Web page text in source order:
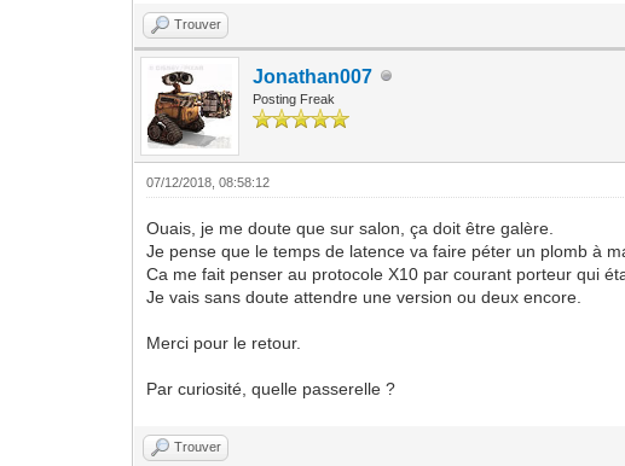
Trouver
Jonathan007
Posting Freak
07/12/2018, 08:58:12
Ouais, je me doute que sur salon, ça doit être galère.
Je pense que le temps de latence va faire péter un plomb à
Ca me fait penser au protocole X10 par courant porteur qui
Je vais sans doute attendre une version ou deux encore.
Merci pour le retour.
Par curiosité, quelle passerelle ?
Trouver